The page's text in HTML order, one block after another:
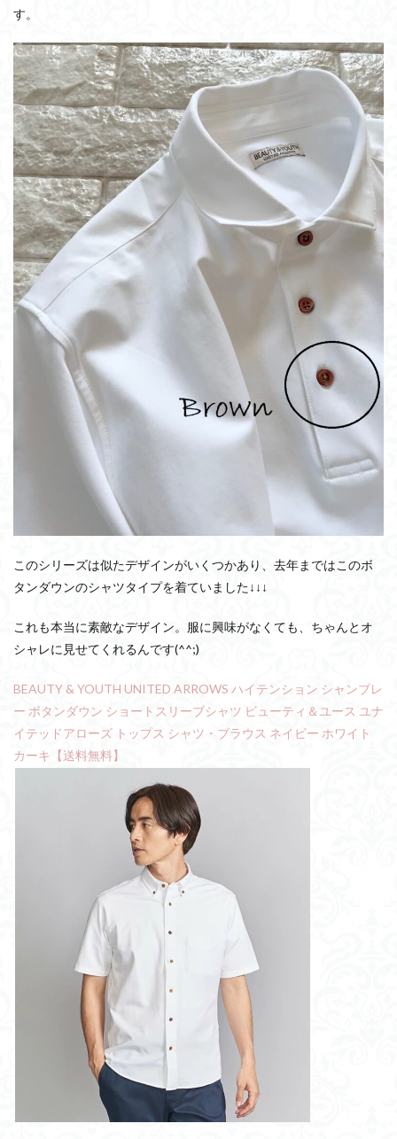
す。
このシリーズは似たデザインがいくつかあり、去年まではこのボ
タンダウンのシャツタイプを着ていました↓↓↓
これも本当に素敵なデザイン。服に興味がなくても、ちゃんとオ
シャレに見せてくれるんです(^^;)
BEAUTY & YOUTH UNITED ARROWS ハイテンション シャンブレ
ー ボタンダウン ショートスリーブシャツ ビューティ＆ユース ユナ
イテッドアローズ トップス シャツ・ブラウス ネイビー ホワイト
カーキ【送料無料】